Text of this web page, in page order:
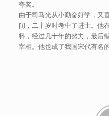
夸奖。
由于司马光从小勤奋好学，又
闻，二十岁时考中了进士。他
料，经过几十年的努力，最后
宰相。他也成了我国宋代有名